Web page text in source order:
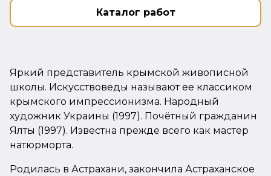
Каталог работ
Яркий представитель крымской живописной
школы. Искусствоведы называют ее классиком
крымского импрессионизма. Народный
художник Украины (1997). Почётный гражданин
Ялты (1997). Известна прежде всего как мастер
натюрморта.
Родилась в Астрахани, закончила Астраханское